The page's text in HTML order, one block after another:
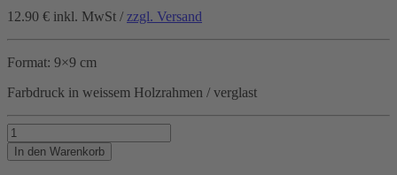
12.90 € inkl. MwSt / zzgl. Versand
Format: 9×9 cm
Farbdruck in weissem Holzrahmen / verglast
ROTE
TONNEN
Menge
In den Warenkorb